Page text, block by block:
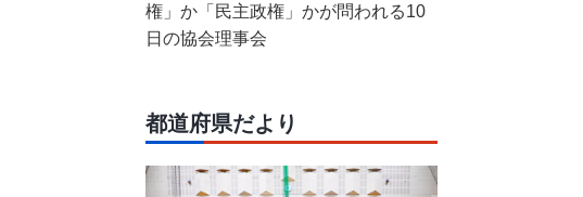
権」か「民主政権」かが問われる10
日の協会理事会
都道府県だより